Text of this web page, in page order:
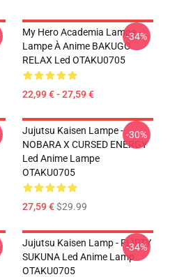
My Hero Academia Lampe -
Lampe À Anime BAKUGO
RELAX Led OTAKU0705
22,99 € - 27,59 €
-34%
Jujutsu Kaisen Lampe -
NOBARA X CURSED ENERGY
Led Anime Lampe
OTAKU0705
27,59 €$29.99
-30%
Jujutsu Kaisen Lamp - FLIRTY
SUKUNA Led Anime Lamp
OTAKU0705
-34%